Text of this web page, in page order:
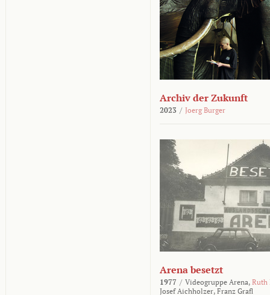
Archiv der Zukunft
2023 / Joerg Burger
Arena besetzt
1977 / Videogruppe Arena, Ruth
Josef Aichholzer, Franz Grafl